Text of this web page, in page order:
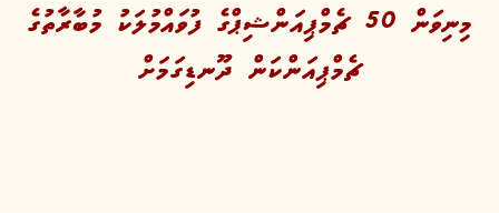
މިނިވަން 50 ޗެމްޕިއަންޝިޕްގެ ފުވައްމުލަކު މުބާރާތުގެ
ޗެމްޕިއަންކަން ދޫނޑިގަމަށް